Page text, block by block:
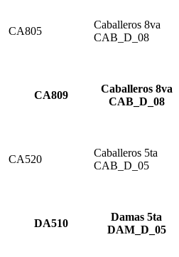
CA805
Caballeros 8va
CAB_D_08
CA809
Caballeros 8va
CAB_D_08
CA520
Caballeros 5ta
CAB_D_05
DA510
Damas 5ta
DAM_D_05